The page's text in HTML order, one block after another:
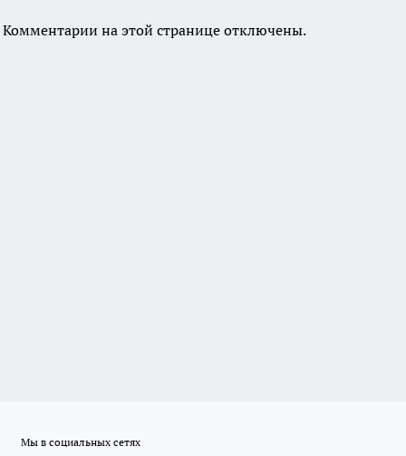
Комментарии на этой странице отключены.
Мы в социальных сетях